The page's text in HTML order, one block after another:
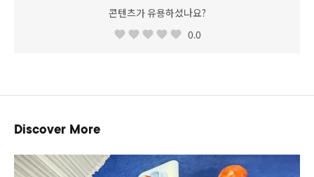
콘텐츠가 유용하셨나요?
0.0
Discover More